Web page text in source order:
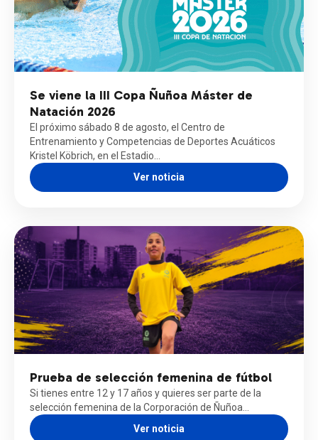
Se viene la III Copa Ñuñoa Máster de
Natación 2026
El próximo sábado 8 de agosto, el Centro de
Entrenamiento y Competencias de Deportes Acuáticos
Kristel Köbrich, en el Estadio…
Ver noticia
Prueba de selección femenina de fútbol
Si tienes entre 12 y 17 años y quieres ser parte de la
selección femenina de la Corporación de Ñuñoa…
Ver noticia